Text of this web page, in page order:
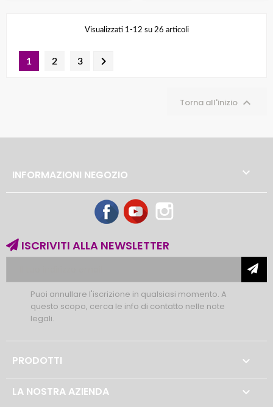
Visualizzati 1-12 su 26 articoli
1 2 3 
Torna all'inizio 
INFORMAZIONI NEGOZIO 
FacebookYouTube
ISCRIVITI ALLA NEWSLETTER
Puoi annullare l'iscrizione in qualsiasi momento. A
questo scopo, cerca le info di contatto nelle note
legali.
PRODOTTI 
LA NOSTRA AZIENDA 